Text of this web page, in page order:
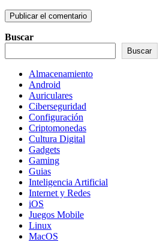
Buscar
Buscar
Almacenamiento
Android
Auriculares
Ciberseguridad
Configuración
Criptomonedas
Cultura Digital
Gadgets
Gaming
Guias
Inteligencia Artificial
Internet y Redes
iOS
Juegos Mobile
Linux
MacOS